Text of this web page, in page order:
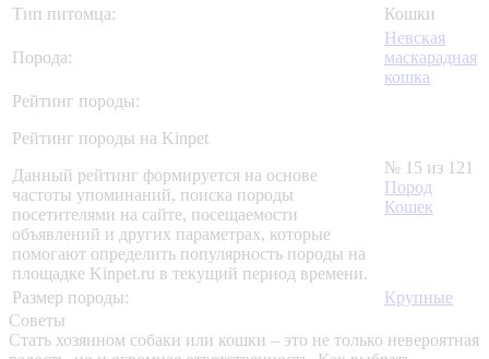
Тип питомца: Кошки
Порода:
Невская
маскарадная
кошка
Рейтинг породы:
Рейтинг породы на Kinpet
Данный рейтинг формируется на основе
частоты упоминаний, поиска породы
посетителями на сайте, посещаемости
объявлений и других параметрах, которые
помогают определить популярность породы на
площадке Kinpet.ru в текущий период времени.
№ 15 из 121
Пород
Кошек
Размер породы:
Крупные
Советы
Стать хозяином собаки или кошки – это не только невероятная